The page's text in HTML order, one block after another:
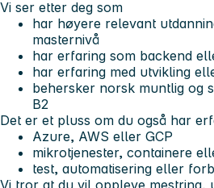
Vi ser etter deg som
har høyere relevant
masternivå
har erfaring som backend
har erfaring med utvikling
behersker norsk muntlig og
B2
Det er et pluss om du også har
Azure, AWS eller GCP
mikrotjenester, containere
test, automatisering eller